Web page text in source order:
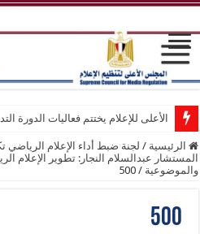
الأعلى للإعلام يختتم فعاليات الدورة
الرئيسية / لجنة ضبط أداء الإعلام الرياضي
المستشار عبدالسلام النجار: تطوير الإعلام
والموضوعية /
500
500